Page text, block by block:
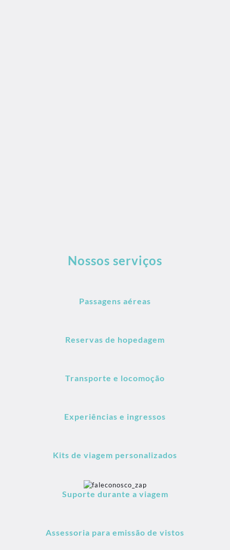
Nossos serviços
Passagens aéreas
Reservas de hopedagem
Transporte e locomoção
Experiências e ingressos
Kits de viagem personalizados
Suporte durante a viagem
Assessoria para emissão de vistos